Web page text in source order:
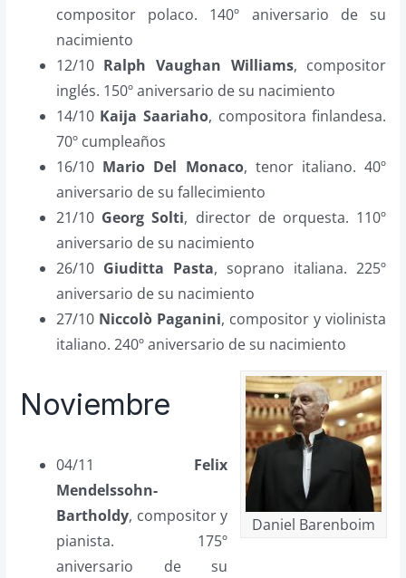
compositor polaco. 140º aniversario de su
nacimiento
12/10 Ralph Vaughan Williams, compositor
inglés. 150º aniversario de su nacimiento
14/10 Kaija Saariaho, compositora finlandesa.
70º cumpleaños
16/10 Mario Del Monaco, tenor italiano. 40º
aniversario de su fallecimiento
21/10 Georg Solti, director de orquesta. 110º
aniversario de su nacimiento
26/10 Giuditta Pasta, soprano italiana. 225º
aniversario de su nacimiento
27/10 Niccolò Paganini, compositor y violinista
italiano. 240º aniversario de su nacimiento
Daniel Barenboim
Noviembre
04/11 Felix
Mendelssohn-
Bartholdy, compositor y
pianista. 175º
aniversario de su